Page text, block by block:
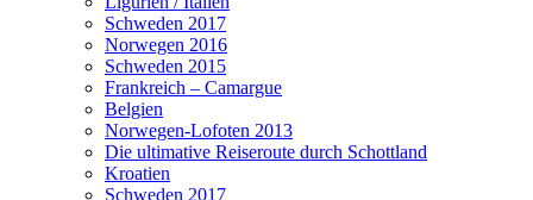
Schweden 2017
Norwegen 2016
Schweden 2015
Frankreich – Camargue
Belgien
Norwegen-Lofoten 2013
Die ultimative Reiseroute durch Schottland
Kroatien
Schweden 2017